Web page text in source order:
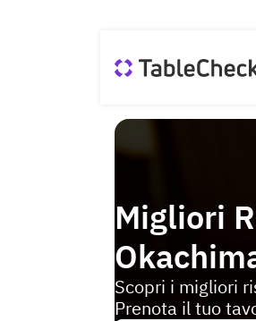
Migliori
Scopri i migliori
Prenota il tuo